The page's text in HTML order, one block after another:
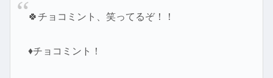
🍀チョコミント、笑ってるぞ！！
♦チョコミント！